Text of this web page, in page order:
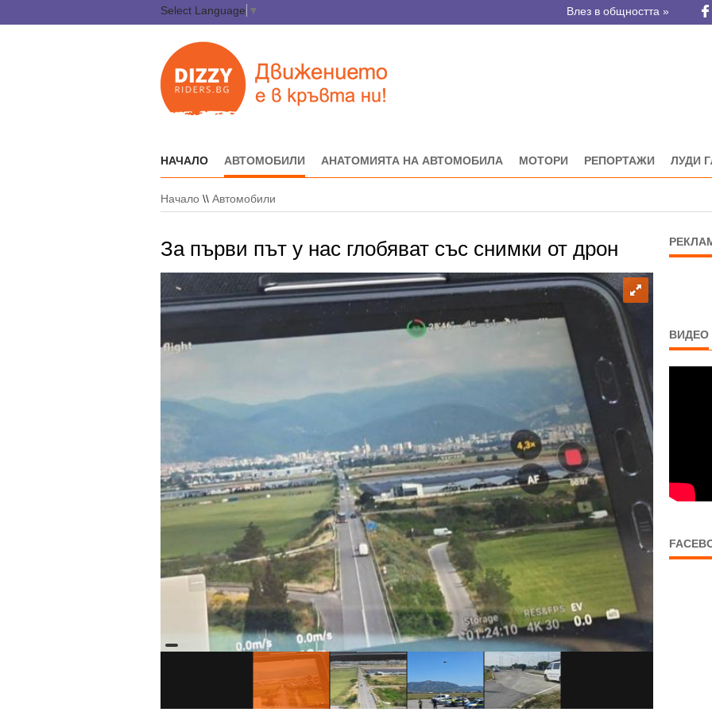
Select Language ▼ Влез в общността »
НАЧАЛО АВТОМОБИЛИ АНАТОМИЯТА НА АВТОМОБИЛА МОТОРИ РЕПОРТАЖИ ЛУДИ
Начало \\ Автомобили
За първи път у нас глобяват със снимки от дрон
ВИДЕО